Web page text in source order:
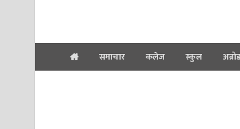
समाचार कलेज स्कुल